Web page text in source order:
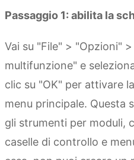
Passaggio 1: abilita la
Vai su "File" > "Opzioni"
multifunzione" e
clic su "OK" per attivare
menu principale. Questa
gli strumenti per moduli,
caselle di controllo e